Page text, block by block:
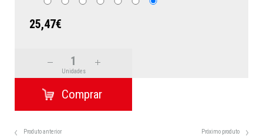
25,47€
Unidades
Produto anterior Próximo produto